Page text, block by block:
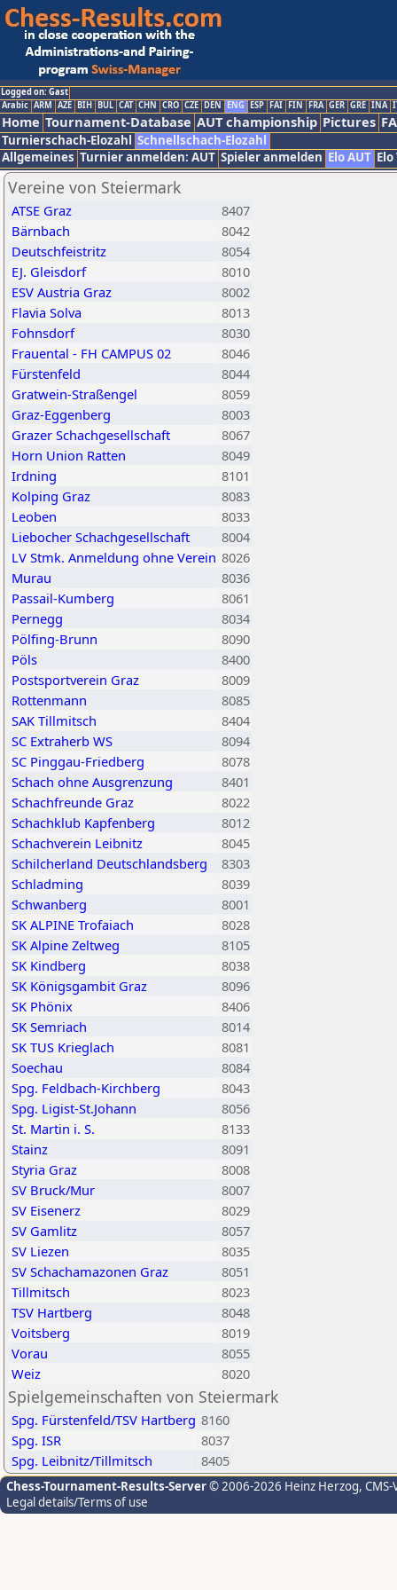
Logged on: Gast
Arabic ARM AZE BIH BUL CAT CHN CRO CZE DEN ENG ESP FAI FIN FRA GER GRE INA
Home Tournament-Database AUT championship Pictures
Turnierschach-Elozahl Schnellschach-Elozahl
Allgemeines Turnier anmelden: AUT Spieler anmelden Elo AUT
Vereine von Steiermark
ATSE Graz
8407
Bärnbach
8042
Deutschfeistritz
8054
EJ. Gleisdorf
8010
ESV Austria Graz
8002
Flavia Solva
8013
Fohnsdorf
8030
Frauental - FH CAMPUS 02
8046
Fürstenfeld
8044
Gratwein-Straßengel
8059
Graz-Eggenberg
8003
Grazer Schachgesellschaft
8067
Horn Union Ratten
8049
Irdning
8101
Kolping Graz
8083
Leoben
8033
Liebocher Schachgesellschaft
8004
LV Stmk. Anmeldung ohne Verein 8026
Murau
8036
Passail-Kumberg
8061
Pernegg
8034
Pölfing-Brunn
8090
Pöls
8400
Postsportverein Graz
8009
Rottenmann
8085
SAK Tillmitsch
8404
SC Extraherb WS
8094
SC Pinggau-Friedberg
8078
Schach ohne Ausgrenzung
8401
Schachfreunde Graz
8022
Schachklub Kapfenberg
8012
Schachverein Leibnitz
8045
Schilcherland Deutschlandsberg
8303
Schladming
8039
Schwanberg
8001
SK ALPINE Trofaiach
8028
SK Alpine Zeltweg
8105
SK Kindberg
8038
SK Königsgambit Graz
8096
SK Phönix
8406
SK Semriach
8014
SK TUS Krieglach
8081
Soechau
8084
Spg. Feldbach-Kirchberg
8043
Spg. Ligist-St.Johann
8056
St. Martin i. S.
8133
Stainz
8091
Styria Graz
8008
SV Bruck/Mur
8007
SV Eisenerz
8029
SV Gamlitz
8057
SV Liezen
8035
SV Schachamazonen Graz
8051
Tillmitsch
8023
TSV Hartberg
8048
Voitsberg
8019
Vorau
8055
Weiz
8020
Spielgemeinschaften von Steiermark
Spg. Fürstenfeld/TSV Hartberg 8160
Spg. ISR
8037
Spg. Leibnitz/Tillmitsch
8405
Chess-Tournament-Results-Server© 2006-2026 Heinz Herzog,
Legal details/Terms of use